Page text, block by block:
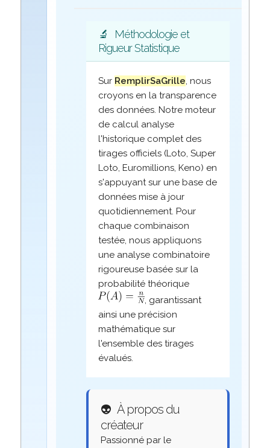
🔬
Méthodologie et
Rigueur Statistique
Sur RemplirSaGrille, nous
croyons en la transparence
des données. Notre moteur
de calcul analyse
l'historique complet des
tirages officiels (Loto, Super
Loto, Euromillions, Keno) en
s'appuyant sur une base de
données mise à jour
quotidiennement. Pour
chaque combinaison
testée, nous appliquons
une analyse combinatoire
rigoureuse basée sur la
probabilité théorique
, garantissant
ainsi une précision
mathématique sur
l'ensemble des tirages
évalués.
👽 À propos du
créateur
Passionné par le